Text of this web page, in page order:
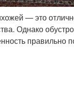
— это
Однако
правильно